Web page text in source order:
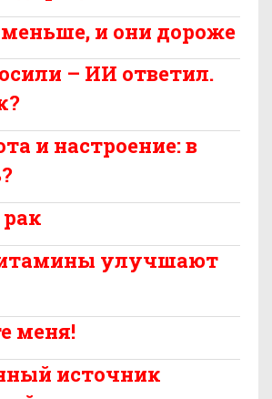
и они дороже
– ИИ ответил.
и настроение: в
улучшают
меня!
источник